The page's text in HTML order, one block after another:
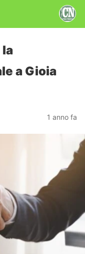
a Gioia
1 anno fa